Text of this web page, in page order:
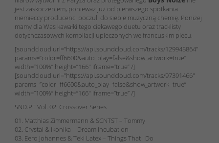
jest zaskoczeniem, ponieważ już od pierwszego spotkania
niemieccy producenci poczuli do siebie muzyczną chemię. Poniżej
mamy dla Was kawałki tego ciekawego duetu oraz tracklisty
dotychczasowych kompilacji upieczonych we francuskim piecu.
[soundcloud url=”https://api.soundcloud.com/tracks/129945864″
params=”color=ff6600&auto_play=false&show_artwork=true”
width=”100%” height=”166″ iframe=”true” /]
[soundcloud url=”https://api.soundcloud.com/tracks/97391466″
params=”color=ff6600&auto_play=false&show_artwork=true”
width=”100%” height=”166″ iframe=”true” /]
SND.PE Vol. 02: Crossover Series
01. Matthias Zimmermann & SCNTST – Tommy
02. Crystal & Ikonika – Dream Incubation
03. Eero Johannes & Teki Latex – Things That I Do